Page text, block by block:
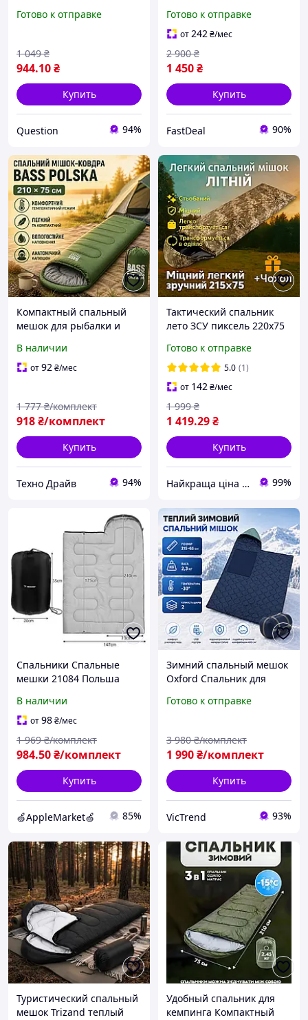
лёгкий с капюшоном,
походов
Готово к отправке
944.10₴
1 049 ₴
Купить
Question 94%
спальник одеяло
компактный, спальник
хороший
Готово к отправке
от242₴/мес
1 450₴
2 900 ₴
Купить
FastDeal 90%
Компактный спальный
мешок для рыбалки и
туристические спальники
для мужчины Спальный
В наличии
от92₴/мес
918₴/комплект
1 777 ₴/комплект
Купить
Техно Драйв 94%
Тактический спальник
лето ЗСУ пиксель 220х75
мешок одеяло летний
компактный для военных
Готово к отправке
5.0 (1)
от 142₴/мес
1 419.29₴
1 999 ₴
Купить
Найкраща ціна ❤️ 99%
Спальники Спальные
мешки 21084 Польша
туристические
Компактный спальный
мешок Спальный мешок-
одеяло
В наличии
от98₴/мес
984.50₴/комплект
1 969 ₴/комплект
Купить
🍏AppleMarket🍏 85%
Зимний спальный мешок
Oxford Спальник для
спальный мешок с USB
Компактный спальный
мешок
Готово к отправке
1 990₴/комплект
3 980 ₴/комплект
Купить
VicTrend 93%
Туристический спальный
мешок Trizand теплый
Удобный спальник для
кемпинга Компактный